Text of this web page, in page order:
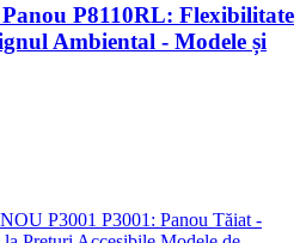
P8110RL: Flexibilitate
Ambiental - Modele și